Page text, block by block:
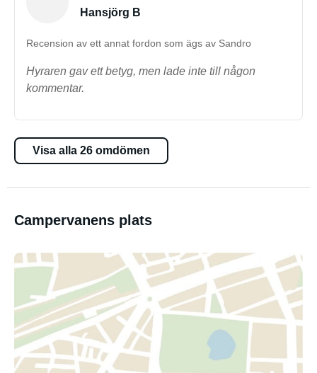
Hansjörg B
Recension av ett annat fordon som ägs av Sandro
Hyraren gav ett betyg, men lade inte till någon
kommentar.
Visa alla 26 omdömen
Campervanens plats